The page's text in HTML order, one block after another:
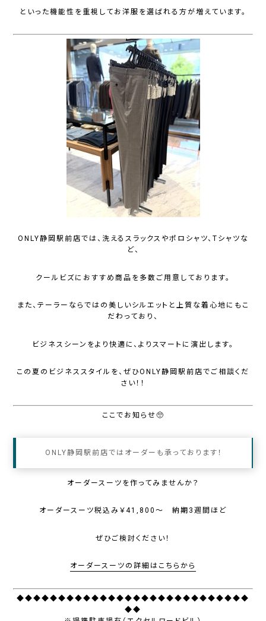
といった機能性を重視してお洋服を選ばれる方が増えています。
ONLY静岡駅前店では、洗えるスラックスやポロシャツ、Tシャツな
ど、
クールビズにおすすめ商品を多数ご用意しております。
また、テーラーならではの美しいシルエットと上質な着心地にもこ
だわっており、
ビジネスシーンをより快適に、よりスマートに演出します。
この夏のビジネススタイルを、ぜひONLY静岡駅前店でご相談くだ
さい！！
ここでお知らせ🥺
ONLY静岡駅前店ではオーダーも承っております！
オーダースーツを作ってみませんか？
オーダースーツ税込み￥41,800～ 納期3週間ほど
ぜひご検討ください！
オーダースーツの詳細はこちらから
◆◆◆◆◆◆◆◆◆◆◆◆◆◆◆◆◆◆◆◆◆◆◆◆◆◆◆◆
◆◆